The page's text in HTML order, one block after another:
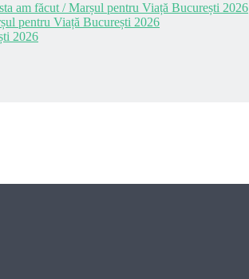
am făcut / Marșul pentru Viață București 2026
pentru Viață București 2026
2026